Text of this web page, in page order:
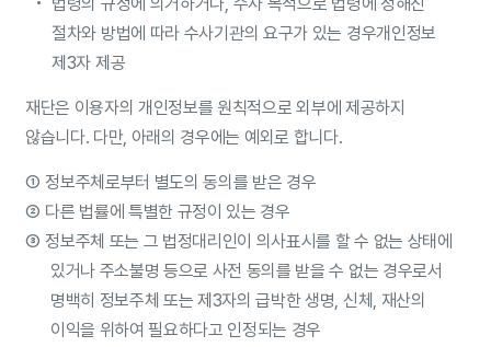
절차와 방법에 따라 수사기관의 요구가 있는 경우개인정보
제3자 제공
재단은 이용자의 개인정보를 원칙적으로 외부에 제공하지
않습니다. 다만, 아래의 경우에는 예외로 합니다.
① 정보주체로부터 별도의 동의를 받은 경우
② 다른 법률에 특별한 규정이 있는 경우
③ 정보주체 또는 그 법정대리인이 의사표시를 할 수 없는 상태에
있거나 주소불명 등으로 사전 동의를 받을 수 없는 경우로서
명백히 정보주체 또는 제3자의 급박한 생명, 신체, 재산의
이익을 위하여 필요하다고 인정되는 경우